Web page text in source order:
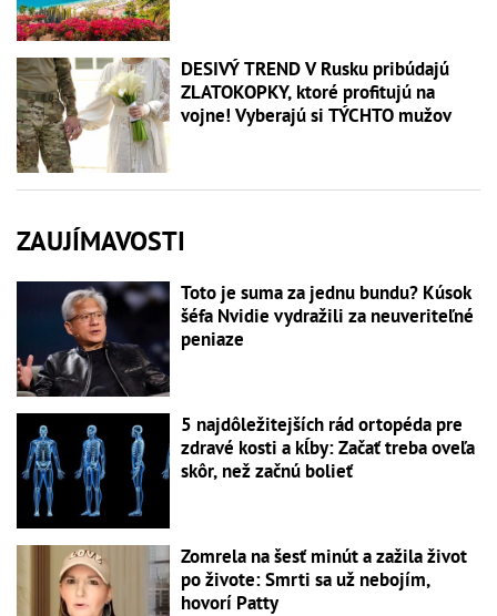
DESIVÝ TREND V Rusku pribúdajú
ZLATOKOPKY, ktoré profitujú na
vojne! Vyberajú si TÝCHTO mužov
ZAUJÍMAVOSTI
Toto je suma za jednu bundu? Kúsok
šéfa Nvidie vydražili za neuveriteľné
peniaze
5 najdôležitejších rád ortopéda pre
zdravé kosti a kĺby: Začať treba oveľa
skôr, než začnú bolieť
Zomrela na šesť minút a zažila život
po živote: Smrti sa už nebojím,
hovorí Patty